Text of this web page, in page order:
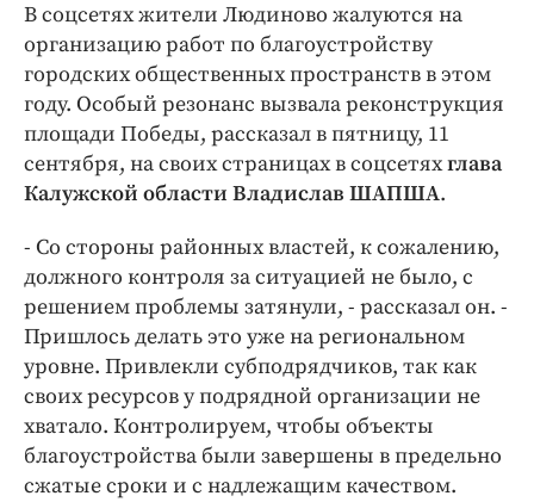
Медиаперсона
Интересное чтиво
Клиника года
Бренд года
Работодатель года
В соцсетях жители Людиново жалуются на
организацию работ по благоустройству
городских общественных пространств в этом
году. Особый резонанс вызвала реконструкция
площади Победы, рассказал в пятницу, 11
сентября, на своих страницах в соцсетяхглава
Калужской области Владислав ШАПША.
- Со стороны районных властей, к сожалению,
должного контроля за ситуацией не было, с
решением проблемы затянули, - рассказал он. -
Пришлось делать это уже на региональном
уровне. Привлекли субподрядчиков, так как
своих ресурсов у подрядной организации не
хватало. Контролируем, чтобы объекты
благоустройства были завершены в предельно
сжатые сроки и с надлежащим качеством.